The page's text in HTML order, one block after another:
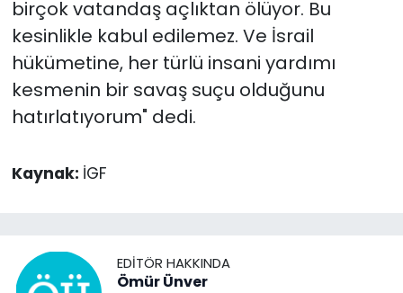
birçok vatandaş açlıktan ölüyor. Bu
kesinlikle kabul edilemez. Ve İsrail
hükümetine, her türlü insani yardımı
kesmenin bir savaş suçu olduğunu
hatırlatıyorum" dedi.
Kaynak: İGF
EDITÖR HAKKINDA
Ömür Ünver